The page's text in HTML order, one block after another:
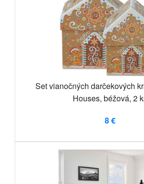
Set vianočných darčekových
Houses, béžová, 2
8 €